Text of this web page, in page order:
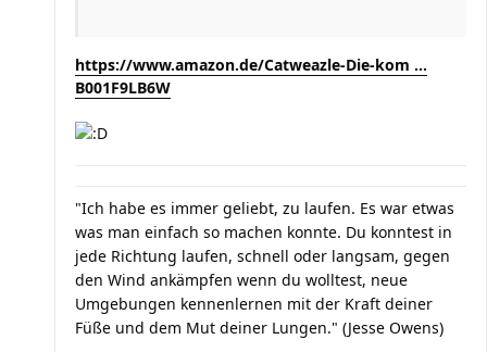
https://www.amazon.de/Catweazle-Die-kom ...
B001F9LB6W
"Ich habe es immer geliebt, zu laufen. Es war etwas
was man einfach so machen konnte. Du konntest in
jede Richtung laufen, schnell oder langsam, gegen
den Wind ankämpfen wenn du wolltest, neue
Umgebungen kennenlernen mit der Kraft deiner
Füße und dem Mut deiner Lungen." (Jesse Owens)